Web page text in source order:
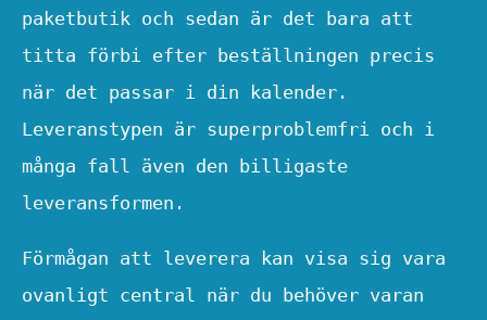
paketbutik och sedan är det bara att
titta förbi efter beställningen precis
när det passar i din kalender.
Leveranstypen är superproblemfri och i
många fall även den billigaste
leveransformen.
Förmågan att leverera kan visa sig vara
ovanligt central när du behöver varan